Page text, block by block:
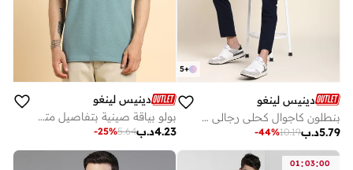
+
5
دينيس لينغو
بنطلون كاجوال كحلي رجالي - قصة ضيقة، قطن ليكرا
د.ب5.79
10.19
-44%
دينيس لينغو
بولو بياقة صينية بتفاصيل متباينة من دينيس لينجو
د.ب4.23
5.64
-25%
01:03:00